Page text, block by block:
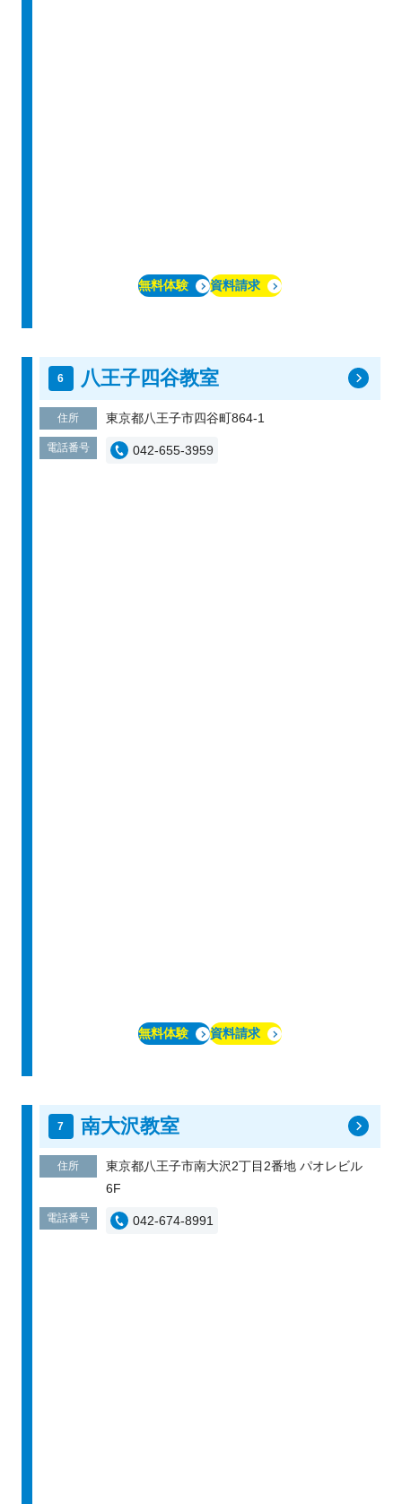
無料体験 資料請求
八王子四谷教室
住所 東京都八王子市四谷町864-1
電話番号 042-655-3959
無料体験 資料請求
南大沢教室
住所
東京都八王子市南大沢2丁目2番地 パオレビル
6F
電話番号 042-674-8991